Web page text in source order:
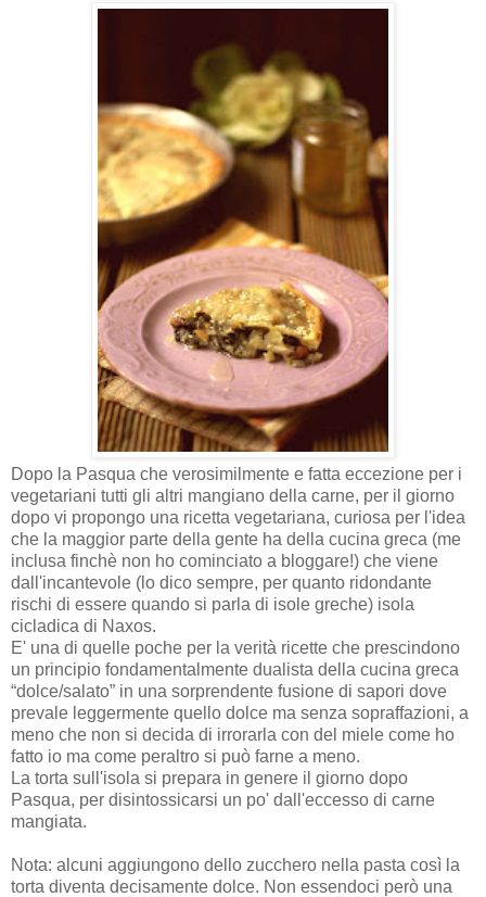
Dopo la Pasqua che verosimilmente e fatta eccezione per i
vegetariani tutti gli altri mangiano della carne, per il giorno
dopo vi propongo una ricetta vegetariana, curiosa per l'idea
che la maggior parte della gente ha della cucina greca (me
inclusa finchè non ho cominciato a bloggare!) che viene
dall'incantevole (lo dico sempre, per quanto ridondante
rischi di essere quando si parla di isole greche) isola
cicladica di Naxos.
E' una di quelle poche per la verità ricette che prescindono
un principio fondamentalmente dualista della cucina greca
“dolce/salato” in una sorprendente fusione di sapori dove
prevale leggermente quello dolce ma senza sopraffazioni, a
meno che non si decida di irrorarla con del miele come ho
fatto io ma come peraltro si può farne a meno.
La torta sull'isola si prepara in genere il giorno dopo
Pasqua, per disintossicarsi un po' dall'eccesso di carne
mangiata.
Nota: alcuni aggiungono dello zucchero nella pasta così la
torta diventa decisamente dolce. Non essendoci però una